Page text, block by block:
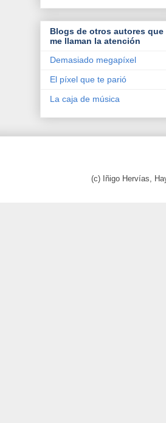
Blogs de otros autores que
me llaman la atención
Demasiado megapíxel
El píxel que te parió
La caja de música
(c) Iñigo Hervías,